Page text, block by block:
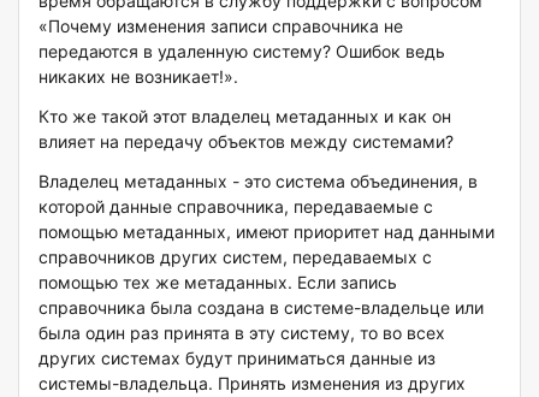
«Почему изменения записи справочника не
передаются в удаленную систему? Ошибок ведь
никаких не возникает!».
Кто же такой этот владелец метаданных и как он
влияет на передачу объектов между системами?
Владелец метаданных - это система объединения, в
которой данные справочника, передаваемые с
помощью метаданных, имеют приоритет над данными
справочников других систем, передаваемых с
помощью тех же метаданных. Если запись
справочника была создана в системе-владельце или
была один раз принята в эту систему, то во всех
других системах будут приниматься данные из
системы-владельца. Принять изменения из других